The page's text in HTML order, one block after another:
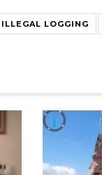
ILLEGAL LOGGING